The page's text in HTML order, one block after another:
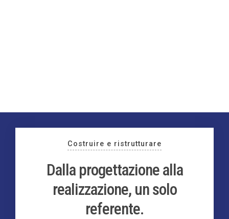
Costruire e ristrutturare
Dalla progettazione alla
realizzazione, un solo
referente.